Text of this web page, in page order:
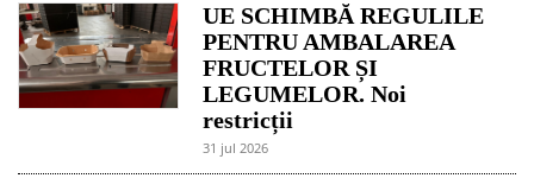
UE SCHIMBĂ REGULILE
PENTRU AMBALAREA
FRUCTELOR ȘI
LEGUMELOR. Noi
restricții
31 jul 2026